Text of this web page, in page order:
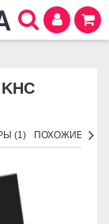
(1) ПОХОЖИЕ